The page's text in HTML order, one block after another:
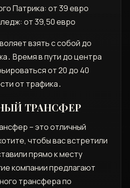
Патрика: от 39 евро
от 39‚50 евро
взять с собой до
Время в пути до центра
от 20 до 40
от трафика․
ТРАНСФЕР
– это отличный
чтобы вас встретили
прямо к месту
компании предлагают
трансфера по